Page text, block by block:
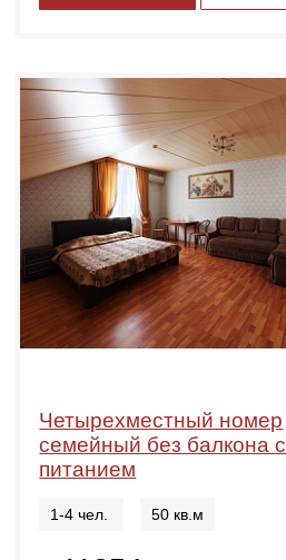
Четырехместный номер
семейный без балкона с
питанием
1-4 чел. 50 кв.м